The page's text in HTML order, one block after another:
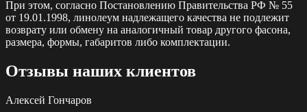
При этом, согласно Постановлению Правительства РФ № 55
от 19.01.1998, линолеум надлежащего качества не подлежит
возврату или обмену на аналогичный товар другого фасона,
размера, формы, габаритов либо комплектации.
Отзывы наших клиентов
Алексей Гончаров